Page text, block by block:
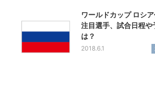
ワールドカップ ロシ
注目選手、試合日程
は？
2018.6.1